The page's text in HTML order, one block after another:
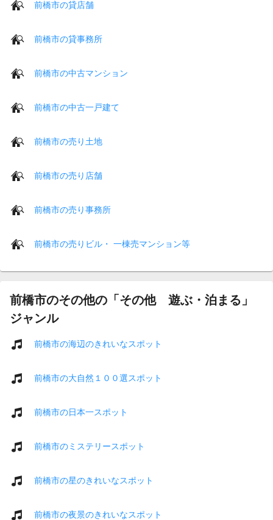
前橋市の貸店舗
前橋市の貸事務所
前橋市の中古マンション
前橋市の中古一戸建て
前橋市の売り土地
前橋市の売り店舗
前橋市の売り事務所
前橋市の売りビル・ 一棟売マンション等
前橋市のその他の「その他 遊ぶ・泊まる」
ジャンル
前橋市の海辺のきれいなスポット
前橋市の大自然１００選スポット
前橋市の日本一スポット
前橋市のミステリースポット
前橋市の星のきれいなスポット
前橋市の夜景のきれいなスポット